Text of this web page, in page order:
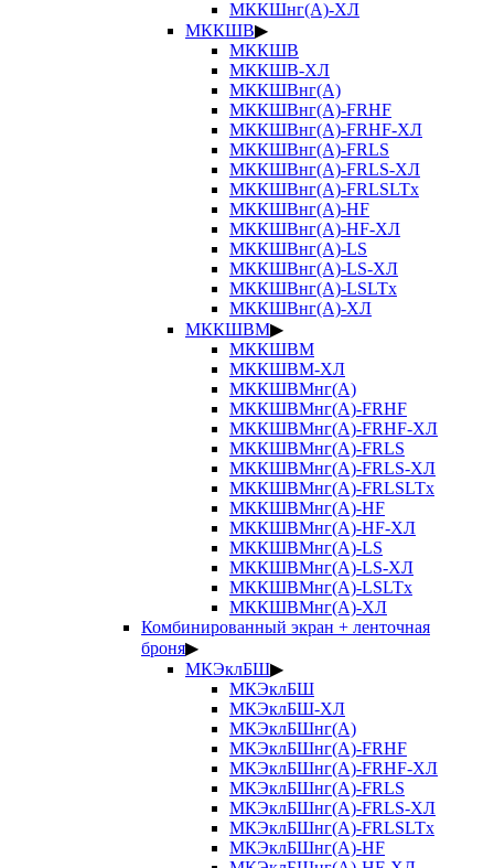
МККШнг(А)-ХЛ
МККШВ▶
МККШВ
МККШВ-ХЛ
МККШВнг(А)
МККШВнг(А)-FRHF
МККШВнг(А)-FRHF-ХЛ
МККШВнг(А)-FRLS
МККШВнг(А)-FRLS-ХЛ
МККШВнг(А)-FRLSLTx
МККШВнг(А)-HF
МККШВнг(А)-HF-ХЛ
МККШВнг(А)-LS
МККШВнг(А)-LS-ХЛ
МККШВнг(А)-LSLTx
МККШВнг(А)-ХЛ
МККШВМ▶
МККШВМ
МККШВМ-ХЛ
МККШВМнг(А)
МККШВМнг(А)-FRHF
МККШВМнг(А)-FRHF-ХЛ
МККШВМнг(А)-FRLS
МККШВМнг(А)-FRLS-ХЛ
МККШВМнг(А)-FRLSLTx
МККШВМнг(А)-HF
МККШВМнг(А)-HF-ХЛ
МККШВМнг(А)-LS
МККШВМнг(А)-LS-ХЛ
МККШВМнг(А)-LSLTx
МККШВМнг(А)-ХЛ
Комбинированный экран + ленточная
броня▶
МКЭклБШ▶
МКЭклБШ
МКЭклБШ-ХЛ
МКЭклБШнг(А)
МКЭклБШнг(А)-FRHF
МКЭклБШнг(А)-FRHF-ХЛ
МКЭклБШнг(А)-FRLS
МКЭклБШнг(А)-FRLS-ХЛ
МКЭклБШнг(А)-FRLSLTx
МКЭклБШнг(А)-HF